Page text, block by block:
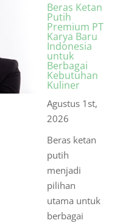
Beras Ketan
Putih
Premium PT
Karya Baru
Indonesia
untuk
Berbagai
Kebutuhan
Kuliner
Agustus 1st,
2026
Beras ketan
putih
menjadi
pilihan
utama untuk
berbagai